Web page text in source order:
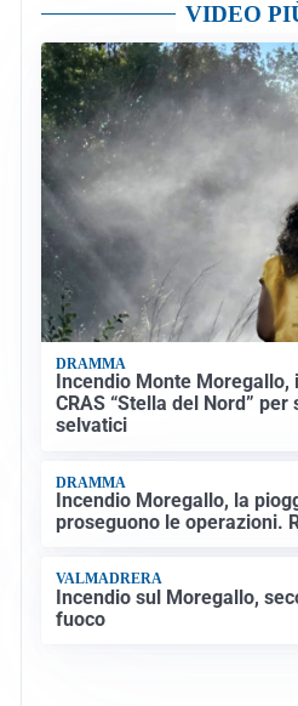
VIDEO
DRAMMA
Incendio Monte Moregallo,
CRAS “Stella del Nord”
selvatici
DRAMMA
Incendio Moregallo, la
proseguono le operazioni.
VALMADRERA
Incendio sul Moregallo,
fuoco